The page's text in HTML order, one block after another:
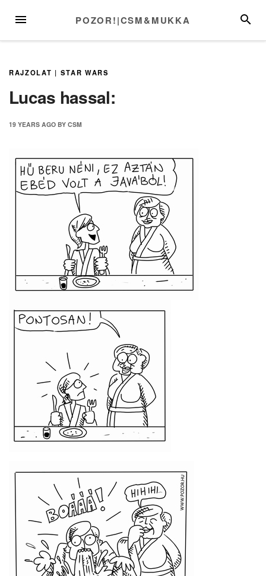
MENU POZOR!|CSM&MUKKA
RAJZOLAT | STAR WARS
Lucas hassal:
19 YEARS AGO BY CSM